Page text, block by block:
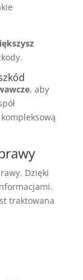
, aby
Dzięki
traktowana